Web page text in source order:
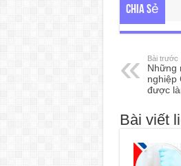
Chia sẻ
Bài trước
Những
nghiệp
được
Bài viết